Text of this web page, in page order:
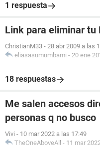
1 respuesta
Link para eliminar
ChristianM33 - 28 abr 2009 a las
eliasasumumbami - 20 ene
18 respuestas
Me salen accesos
personas q no busco
Vivi - 10 mar 2022 a las 17:49
TheOneAboveAll - 11 mar